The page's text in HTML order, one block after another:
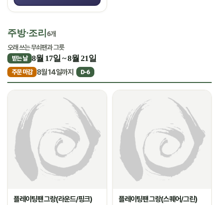
주방·조리6개
오래 쓰는 무쇠팬과 그릇
받는 날 8월 17일 ~ 8월 21일
주문 마감 8월 14일까지 D-6
플레이팅팬 그랑(라운드/핑크) 플레이팅팬 그랑(스퀘어/그린)